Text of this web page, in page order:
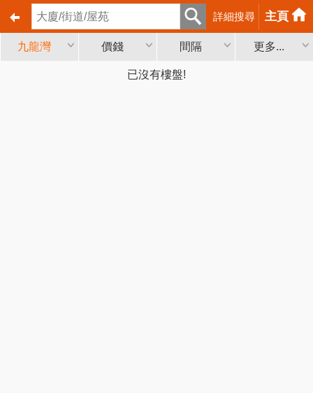
詳細搜尋 主頁
九龍灣 價錢 間隔 更多...
已沒有樓盤!